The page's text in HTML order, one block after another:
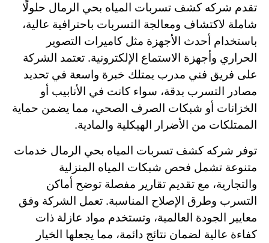
تقدم شركه كشف تسربات المياه بحي الرمال حلولًا
شاملة لاكتشاف ومعالجة التسربات باحترافية عالية،
باستخدام أحدث الأجهزة مثل كاميرات التصوير
الحراري وأجهزة الاستماع الإلكترونية. تعتمد الشركة
على فريق فني مدرب يمتلك خبرة واسعة في تحديد
مصادر التسرب بدقة، سواء كانت في الأنابيب أو
الخزانات أو شبكات الصرف الصحي، مما يضمن حماية
الممتلكات من الأضرار الهيكلية والمادية.
توفر شركه كشف تسربات المياه بحي الرمال خدمات
متنوعة تشمل فحص شبكات المياه المنزلية
والتجارية، مع تقديم تقارير مفصلة توضح أماكن
التسرب وطرق الإصلاح المناسبة. تعمل الشركة وفق
معايير الجودة العالمية، وتستخدم مواد عازلة ذات
كفاءة عالية لضمان نتائج دائمة، مما يجعلها الخيار